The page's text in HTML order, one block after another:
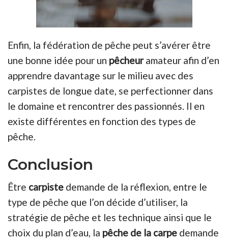
Enfin, la fédération de pêche peut s’avérer être
une bonne idée pour un pêcheuramateur afin d’en
apprendre davantage sur le milieu avec des
carpistes de longue date, se perfectionner dans
le domaine et rencontrer des passionnés. Il en
existe différentes en fonction des types de
pêche.
Conclusion
Être carpiste demande de la réflexion, entre le
type de pêche que l’on décide d’utiliser, la
stratégie de pêche et les technique ainsi que le
choix du plan d’eau, la pêche de la carpe demande